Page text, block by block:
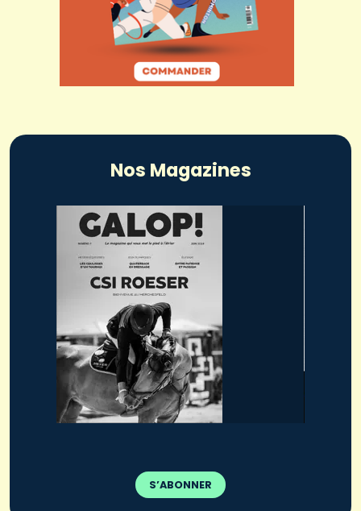
Nos Magazines
S’ABONNER